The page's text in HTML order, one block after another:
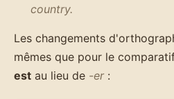
country.
Les changements
mêmes que pour le
est au lieu de -er: